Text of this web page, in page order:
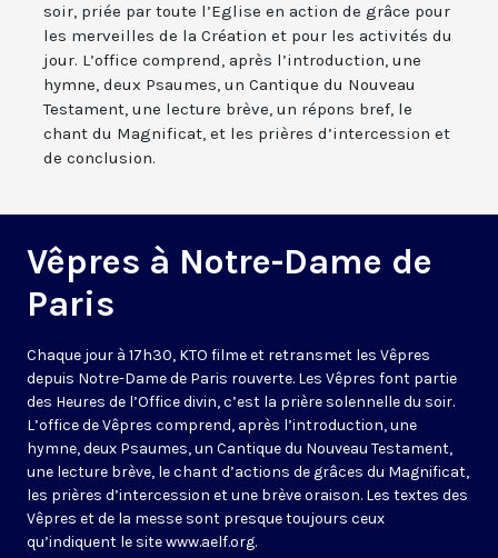
soir, priée par toute l’Eglise en action de grâce pour
les merveilles de la Création et pour les activités du
jour. L’office comprend, après l’introduction, une
hymne, deux Psaumes, un Cantique du Nouveau
Testament, une lecture brève, un répons bref, le
chant du Magnificat, et les prières d’intercession et
de conclusion.
Vêpres à Notre-Dame de
Paris
Chaque jour à 17h30, KTO filme et retransmet les Vêpres
depuis Notre-Dame de Paris rouverte. Les Vêpres font partie
des Heures de l’Office divin, c’est la prière solennelle du soir.
L’office de Vêpres comprend, après l’introduction, une
hymne, deux Psaumes, un Cantique du Nouveau Testament,
une lecture brève, le chant d’actions de grâces du Magnificat,
les prières d’intercession et une brève oraison. Les textes des
Vêpres et de la messe sont presque toujours ceux
qu’indiquent le sitewww.aelf.org.